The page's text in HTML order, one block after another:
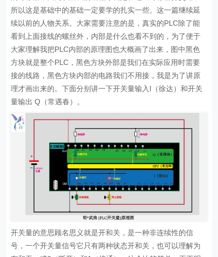
所以这是基础中的基础一定要学的扎实一些。这一篇继续延
续以前的人物关系。大家需要注意的是，真实的PLC除了能
看到上面接线的螺丝外，内部是什么也看不到的，为了便于
大家理解我把PLC内部的原理图也大概画了出来，图中黑色
方块就是整个PLC，黑色方块外部是我们在实际应用时需要
接的线路，黑色方块内部的电路我们不用接，我是为了讲原
理才画出来的。下面分别讲一下开关量输入I（徐达）和开关
量输出 Q（常遇春）。
开关量的意思顾名思义就是开和关，是一种非连续性的信
号，一个开关量信号它只有两种状态开和关，也可以理解为